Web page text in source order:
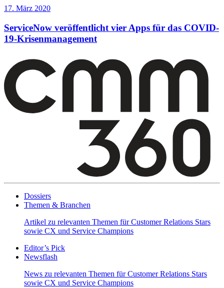
17. März 2020
ServiceNow veröffentlicht vier Apps für das COVID-
19-Krisenmanagement
Dossiers
Themen & Branchen
Artikel zu relevanten Themen für Customer Relations Stars
sowie CX und Service Champions
Editor’s Pick
Newsflash
News zu relevanten Themen für Customer Relations Stars
sowie CX und Service Champions